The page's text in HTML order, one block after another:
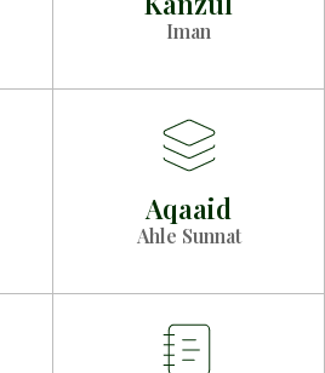
Iman
Aqaaid
Ahle Sunnat